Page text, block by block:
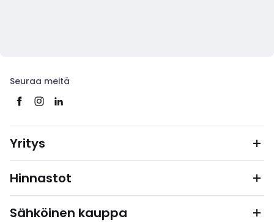
Seuraa meitä
Yritys
Hinnastot
Sähköinen kauppa